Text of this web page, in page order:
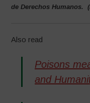
de Derechos Humanos.
Also read
Poisons
and